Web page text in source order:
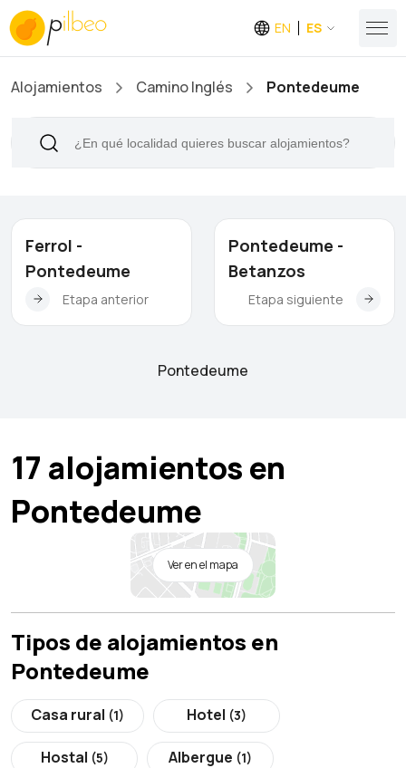
EN ES
Alojamientos Camino Inglés Pontedeume
Ferrol -
Pontedeume
Etapa anterior
Pontedeume -
Betanzos
Etapa siguiente
Pontedeume
17 alojamientos en
Pontedeume
Ver en el mapa
Tipos de alojamientos en
Pontedeume
Casa rural (1) Hotel (3)
Hostal (5) Albergue (1)